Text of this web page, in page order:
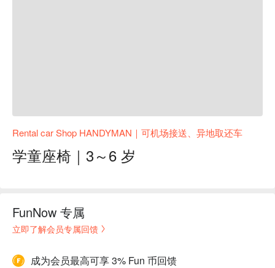
Rental car Shop HANDYMAN｜可机场接送、异地取还车
学童座椅｜3～6 岁
FunNow 专属
立即了解会员专属回馈
成为会员最高可享 3% Fun 币回馈